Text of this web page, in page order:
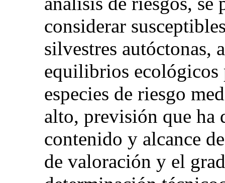
considerar
silvestres autóctonas,
equilibrios ecológicos
especies de riesgo
alto, previsión que ha
contenido y alcance
de valoración y el